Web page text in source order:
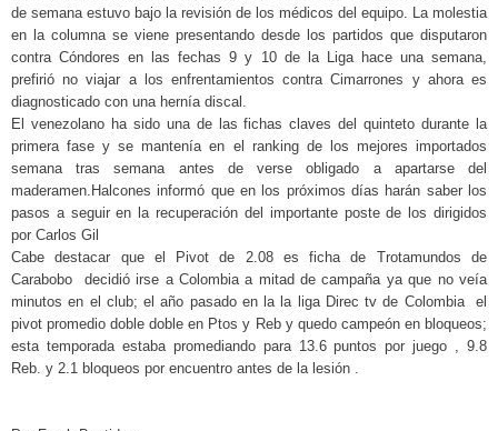
de semana estuvo bajo la revisión de los médicos del equipo. La molestia
en la columna se viene presentando desde los partidos que disputaron
contra Cóndores en las fechas 9 y 10 de la Liga hace una semana,
prefirió no viajar a los enfrentamientos contra Cimarrones y ahora es
diagnosticado con una hernía discal.
El venezolano ha sido una de las fichas claves del quinteto durante la
primera fase y se mantenía en el ranking de los mejores importados
semana tras semana antes de verse obligado a apartarse del
maderamen.Halcones informó que en los próximos días harán saber los
pasos a seguir en la recuperación del importante poste de los dirigidos
por Carlos Gil
Cabe destacar que el Pivot de 2.08 es ficha de Trotamundos de
Carabobo decidió irse a Colombia a mitad de campaña ya que no veía
minutos en el club; el año pasado en la la liga Direc tv de Colombia el
pivot promedio doble doble en Ptos y Reb y quedo campeón en bloqueos;
esta temporada estaba promediando para 13.6 puntos por juego , 9.8
Reb. y 2.1 bloqueos por encuentro antes de la lesión .